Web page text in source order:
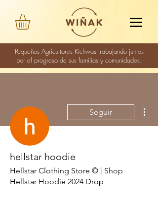
Pequeños Agricultores Kichwas trabajando juntos
por el progreso de sus familias y comunidades.
Seguir
hellstar hoodie
Hellstar Clothing Store © | Shop
Hellstar Hoodie 2024 Drop